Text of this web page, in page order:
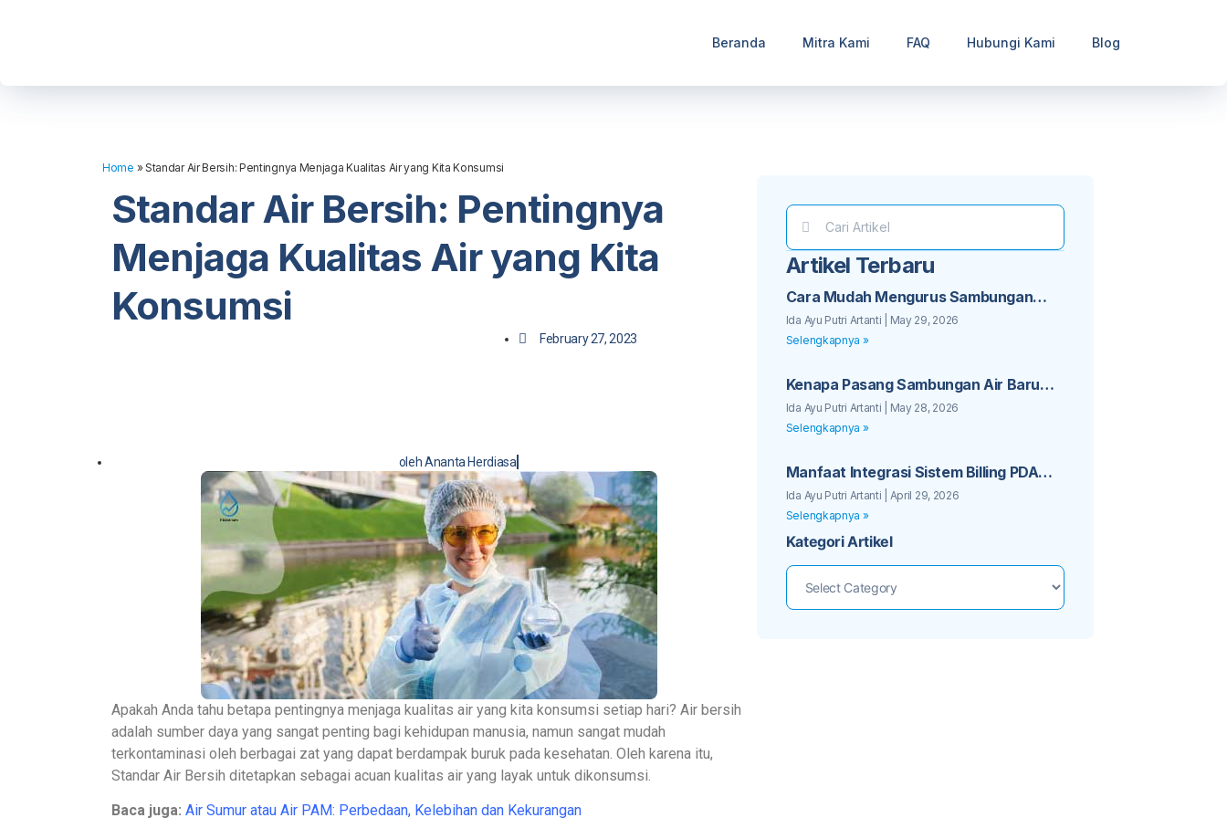
Beranda Mitra Kami FAQ Hubungi Kami Blog
Home » Standar Air Bersih: Pentingnya Menjaga Kualitas Air yang Kita Konsumsi
Standar Air Bersih: Pentingnya
Menjaga Kualitas Air yang Kita
Konsumsi
olehAnanta Herdiasa
February 27, 2023
Apakah Anda tahu betapa pentingnya menjaga kualitas air yang kita konsumsi setiap hari? Air bersih
adalah sumber daya yang sangat penting bagi kehidupan manusia, namun sangat mudah
terkontaminasi oleh berbagai zat yang dapat berdampak buruk pada kesehatan. Oleh karena itu,
Standar Air Bersih ditetapkan sebagai acuan kualitas air yang layak untuk dikonsumsi.
Baca juga: Air Sumur atau Air PAM: Perbedaan, Kelebihan dan Kekurangan
Artikel Terbaru
Cara Mudah Mengurus Sambungan
Baru PDAM untuk Bisnis Kos Anda
Ida Ayu Putri Artanti
May 29, 2026
Selengkapnya »
Kenapa Pasang Sambungan Air Baru
PDAM Sebaiknya Tidak Ditunda Lagi
Ida Ayu Putri Artanti
May 28, 2026
Selengkapnya »
Manfaat Integrasi Sistem Billing PDAM
dengan Aplikasi Mobile Pelanggan
Ida Ayu Putri Artanti
April 29, 2026
Selengkapnya »
Kategori Artikel